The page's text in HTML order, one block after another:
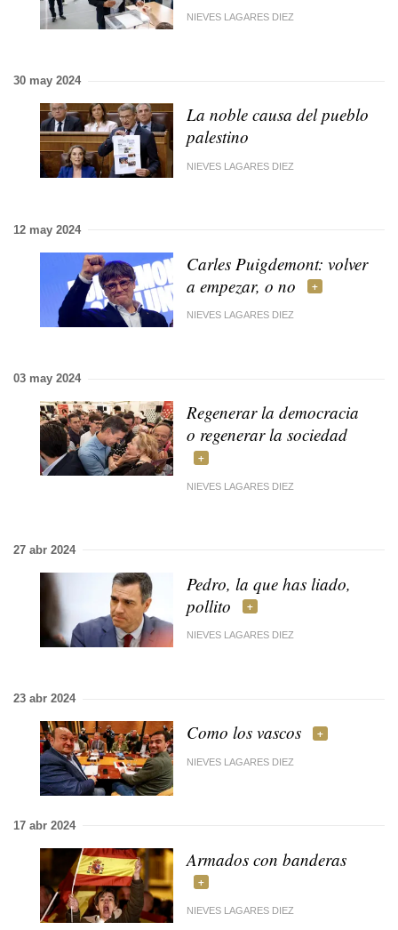
NIEVES LAGARES DIEZ
30 may 2024
La noble causa del pueblo
palestino
NIEVES LAGARES DIEZ
12 may 2024
Carles Puigdemont: volver
a empezar, o no
NIEVES LAGARES DIEZ
03 may 2024
Regenerar la democracia
o regenerar la sociedad
NIEVES LAGARES DIEZ
27 abr 2024
Pedro, la que has liado,
pollito
NIEVES LAGARES DIEZ
23 abr 2024
Como los vascos
NIEVES LAGARES DIEZ
17 abr 2024
Armados con banderas
NIEVES LAGARES DIEZ